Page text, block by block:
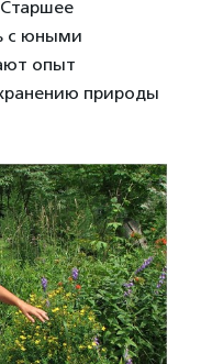
с юными
опыт
природы